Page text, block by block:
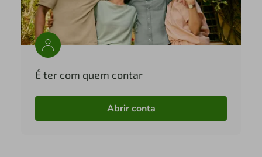
É ter com quem contar
Abrir conta